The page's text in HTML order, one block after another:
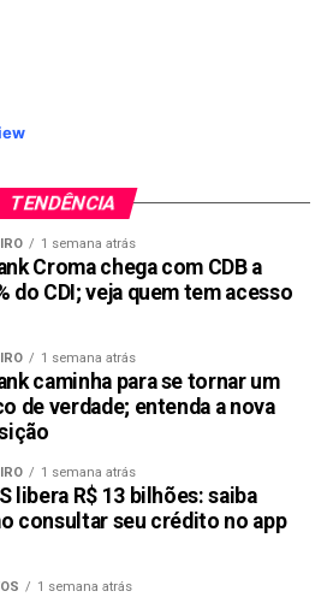
TENDÊNCIA
1 semana atrás
Croma chega com CDB a
do CDI; veja quem tem acesso
1 semana atrás
caminha para se tornar um
de verdade; entenda a nova
1 semana atrás
libera R$ 13 bilhões: saiba
consultar seu crédito no app
1 semana atrás